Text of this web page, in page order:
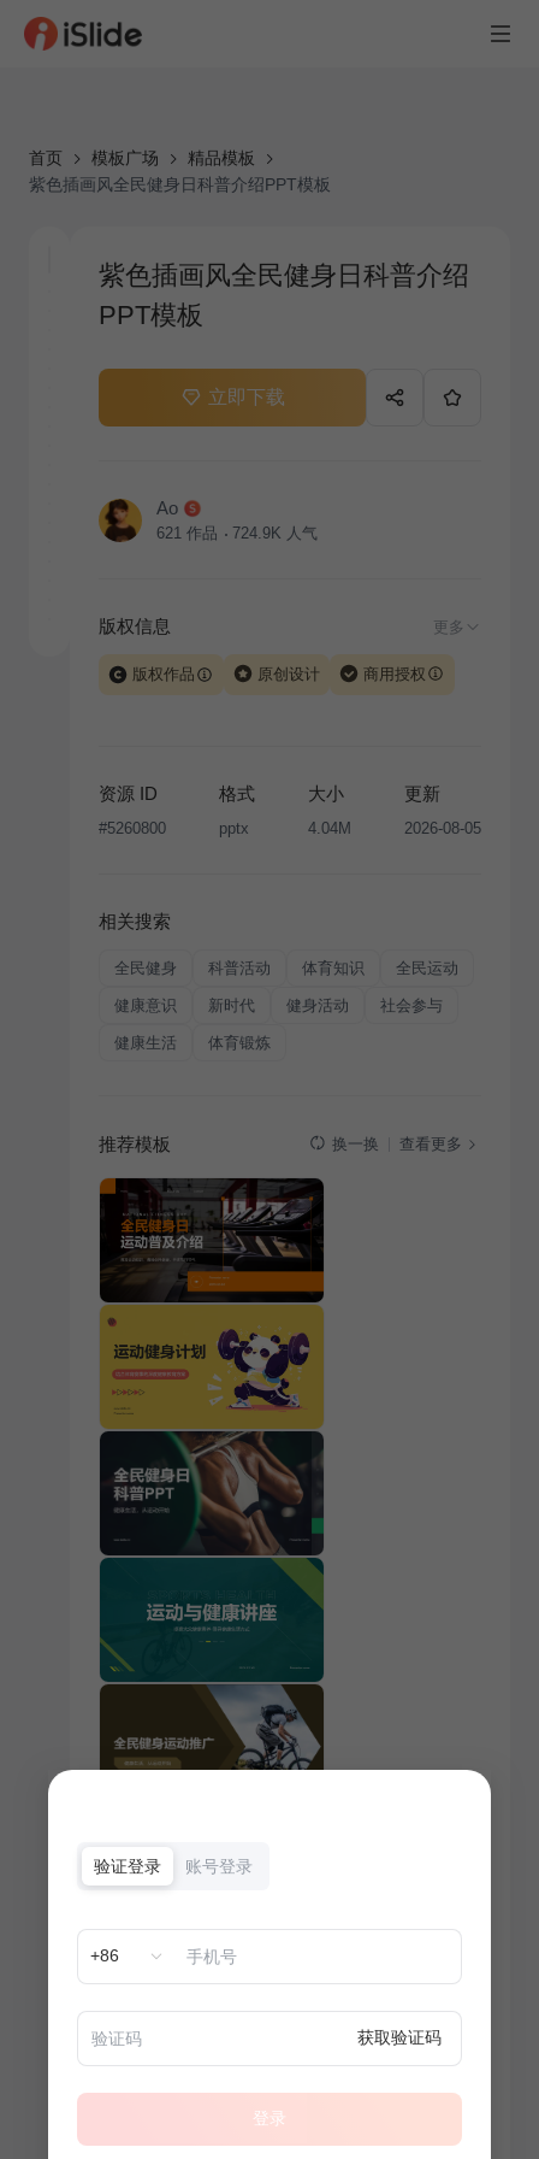
首页 模板广场
精品模板
紫色插画风全民健身日科普介绍PPT模板
紫色插画风全民健身日科普介绍
PPT模板
立即下载
Ao
621 作品 724.9K 人气
版权信息 更多
版权作品 原创设计 商用授权
版权声明
条款，禁止任何形式的转让、出售或出租，未
经投权许可任何人不得擅自转载和分发，否则将接照我
资源 ID
#5260800
格式
pptx
大小
4.04M
更新
2026-08-05
相关搜索
全民健身 科普活动 体育知识 全民运动
健康意识 新时代 健身活动 社会参与
健康生活 体育锻炼
推荐模板 换一换 查看更多
验证登录 账号登录
+86
获取验证码
登录